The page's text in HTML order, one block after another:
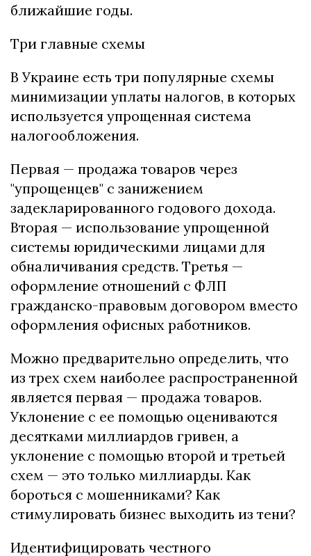
ближайшие годы.
Три главные схемы
В Украине есть три популярные схемы
минимизации уплаты налогов, в которых
используется упрощенная система
налогообложения.
Первая — продажа товаров через
"упрощенцев" с занижением
задекларированного годового дохода.
Вторая — использование упрощенной
системы юридическими лицами для
обналичивания средств. Третья —
оформление отношений с ФЛП
гражданско-правовым договором вместо
оформления офисных работников.
Можно предварительно определить, что
из трех схем наиболее распространенной
является первая — продажа товаров.
Уклонение с ее помощью оцениваются
десятками миллиардов гривен, а
уклонение с помощью второй и третьей
схем — это только миллиарды. Как
бороться с мошенниками? Как
стимулировать бизнес выходить из тени?
Идентифицировать честного